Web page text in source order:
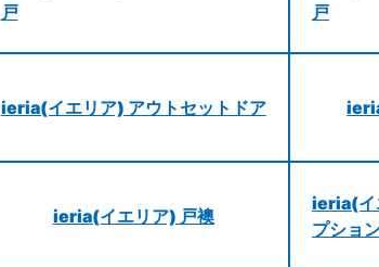
戸
戸
ieria(イエリア) アウトセットドア
ieria(イエリア) 戸襖
ieria(イ
プショ